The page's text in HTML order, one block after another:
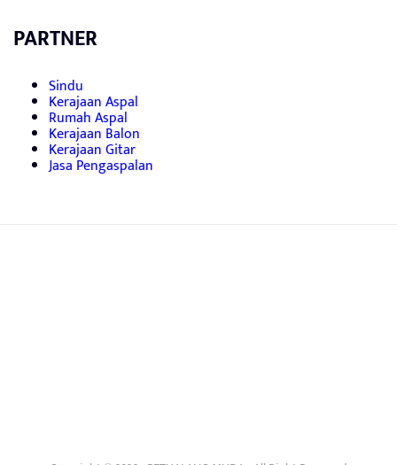
PARTNER
Sindu
Kerajaan Aspal
Rumah Aspal
Kerajaan Balon
Kerajaan Gitar
Jasa Pengaspalan